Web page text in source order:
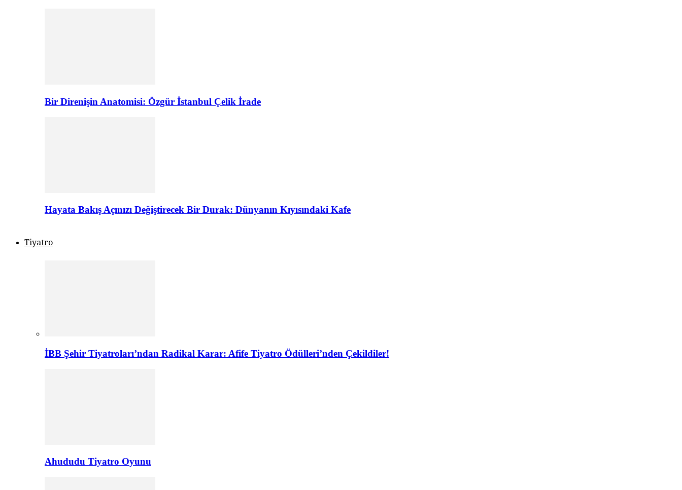
Bir Direnişin Anatomisi: Özgür İstanbul Çelik İrade
Hayata Bakış Açınızı Değiştirecek Bir Durak: Dünyanın Kıyısındaki Kafe
Tiyatro
İBB Şehir Tiyatroları’ndan Radikal Karar: Afife Tiyatro Ödülleri’nden Çekildiler!
Ahududu Tiyatro Oyunu